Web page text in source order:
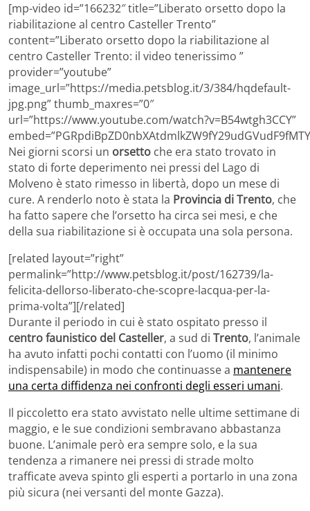
[mp-video id=”166232″ title=”Liberato orsetto dopo la
riabilitazione al centro Casteller Trento”
content=”Liberato orsetto dopo la riabilitazione al
centro Casteller Trento: il video tenerissimo ”
provider=”youtube”
image_url=”https://media.petsblog.it/3/384/hqdefault-
jpg.png” thumb_maxres=”0″
url=”https://www.youtube.com/watch?v=B54wtgh3CCY”
Nei giorni scorsi un orsetto che era stato trovato in
stato di forte deperimento nei pressi del Lago di
Molveno è stato rimesso in libertà, dopo un mese di
cure. A renderlo noto è stata la Provincia di Trento, che
ha fatto sapere che l’orsetto ha circa sei mesi, e che
della sua riabilitazione si è occupata una sola persona.
[related layout=”right”
permalink=”http://www.petsblog.it/post/162739/la-
felicita-dellorso-liberato-che-scopre-lacqua-per-la-
prima-volta”][/related]
Durante il periodo in cui è stato ospitato presso il
centro faunistico del Casteller, a sud di Trento, l’animale
ha avuto infatti pochi contatti con l’uomo (il minimo
indispensabile) in modo che continuasse a mantenere
una certa diffidenza nei confronti degli esseri umani.
Il piccoletto era stato avvistato nelle ultime settimane di
maggio, e le sue condizioni sembravano abbastanza
buone. L’animale però era sempre solo, e la sua
tendenza a rimanere nei pressi di strade molto
trafficate aveva spinto gli esperti a portarlo in una zona
più sicura (nei versanti del monte Gazza).